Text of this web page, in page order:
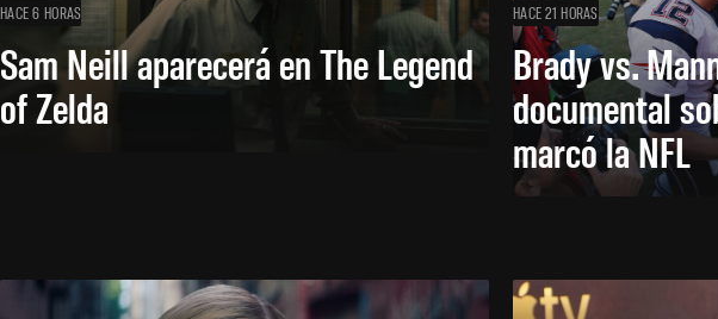
HACE 6 HORAS
Sam Neill aparecerá en The Legend
of Zelda
HACE 21 HORAS
Brady vs.
documental
marcó la NFL